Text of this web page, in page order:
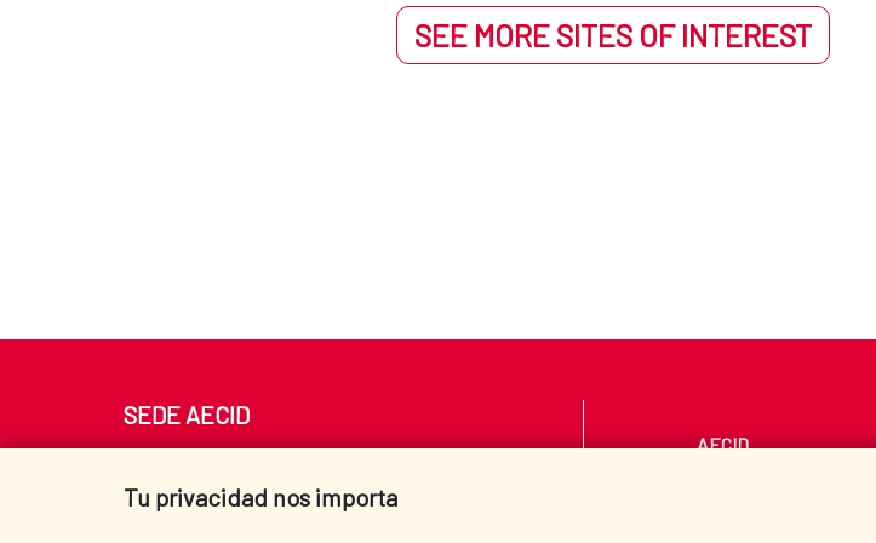
SEE MORE SITES OF INTEREST
Tu privacidad nos importa
SEDE AECID
Tel. +34 900 20 30 54​​​​​​​
AECID